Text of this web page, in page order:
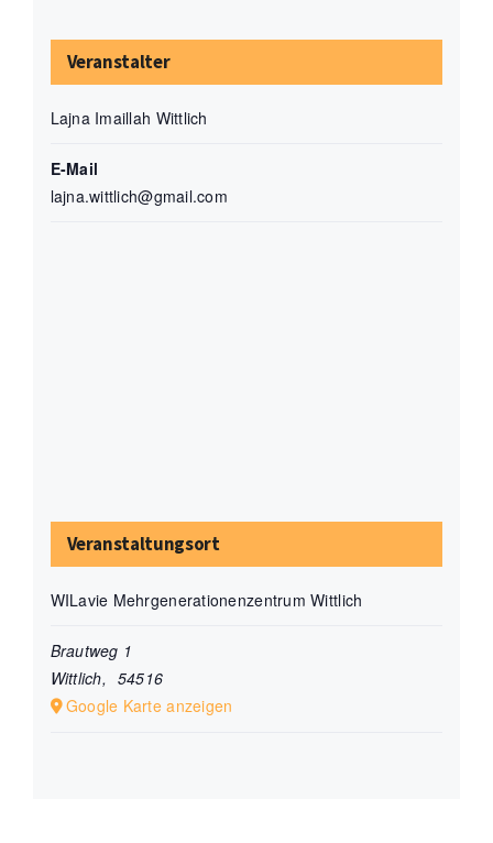
Veranstalter
Lajna Imaillah Wittlich
E-Mail
lajna.wittlich@gmail.com
Veranstaltungsort
WILavie Mehrgenerationenzentrum Wittlich
Brautweg 1
Wittlich, 54516
Google Karte anzeigen